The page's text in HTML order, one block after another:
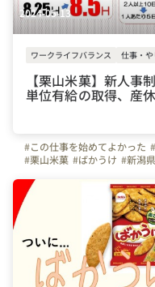
2024-05-13
ワークライフバランス 仕事・
【栗山米菓】新人
単位有給の取得、産
#この仕事を始めてよかった
#栗山米菓 #ばかうけ #新潟県